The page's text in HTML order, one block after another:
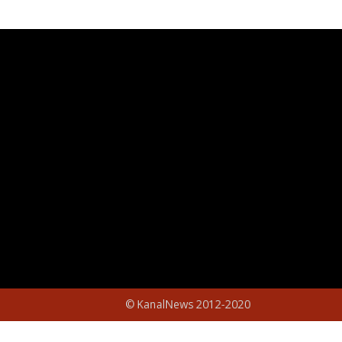
© KanalNews 2012-2020